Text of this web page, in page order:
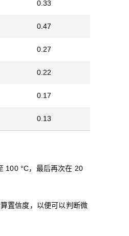
0.33
0.47
0.27
0.22
0.17
0.13
100 °C，最后再次在 20
置信度，以便可以判断微